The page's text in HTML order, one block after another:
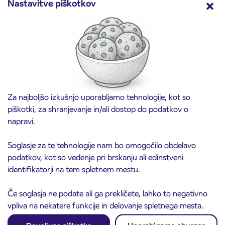
Nastavitve piškotkov
Za najboljšo izkušnjo uporabljamo tehnologije, kot so
piškotki, za shranjevanje in/ali dostop do podatkov o
napravi.
Soglasje za te tehnologije nam bo omogočilo obdelavo
podatkov, kot so vedenje pri brskanju ali edinstveni
identifikatorji na tem spletnem mestu.
Če soglasja ne podate ali ga prekličete, lahko to negativno
vpliva na nekatere funkcije in delovanje spletnega mesta.
Predprodaja dijaških subvencioniranih IJPP
vozovnic za šolsko leto 2026/2027 se začne
3. 8. 2026
Obvestilo o popolni zapori ceste